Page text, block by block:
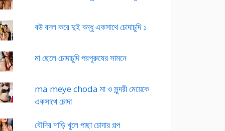
বউ বদল করে দুই বন্ধু একসাথে চোদাচুদি ১
মা ছেলে চোদাচুদি পরপুরুষের সামনে
ma meye choda মা ও সুন্দরী মেয়েকে
একসাথে চোদা
বৌদির শাড়ি খুলে পাছা চোদার গল্প